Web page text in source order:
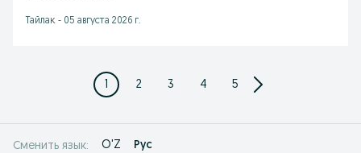
Тайлак - 05 августа 2026 г.
1 2 3 4 5
Сменить язык: O'Z Рус